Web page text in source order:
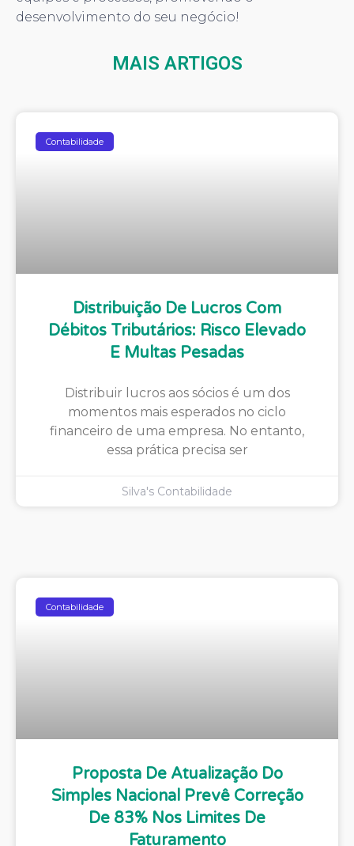
desenvolvimento do seu negócio!
MAIS ARTIGOS
Contabilidade
Distribuição De Lucros Com
Débitos Tributários: Risco Elevado
E Multas Pesadas
Distribuir lucros aos sócios é um dos
momentos mais esperados no ciclo
financeiro de uma empresa. No entanto,
essa prática precisa ser
Silva's Contabilidade
Contabilidade
Proposta De Atualização Do
Simples Nacional Prevê Correção
De 83% Nos Limites De
Faturamento